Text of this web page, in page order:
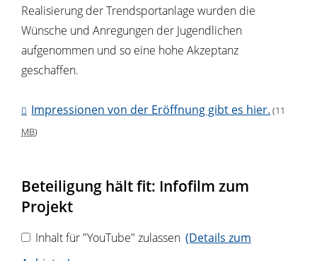
Realisierung der Trendsportanlage wurden die
Wünsche und Anregungen der Jugendlichen
aufgenommen und so eine hohe Akzeptanz
geschaffen.
Impressionen von der Eröffnung gibt es hier. (11
MB)
Beteiligung hält fit: Infofilm zum
Projekt
Inhalt für "YouTube" zulassen (Details zum